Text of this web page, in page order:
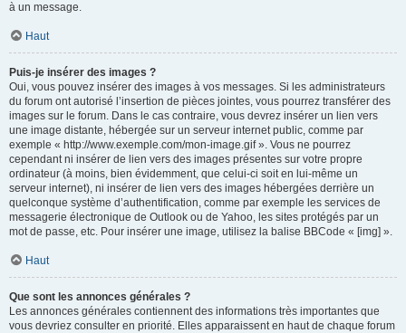
à un message.
Haut
Puis-je insérer des images ?
Oui, vous pouvez insérer des images à vos messages. Si les administrateurs
du forum ont autorisé l’insertion de pièces jointes, vous pourrez transférer des
images sur le forum. Dans le cas contraire, vous devrez insérer un lien vers
une image distante, hébergée sur un serveur internet public, comme par
exemple « http://www.exemple.com/mon-image.gif ». Vous ne pourrez
cependant ni insérer de lien vers des images présentes sur votre propre
ordinateur (à moins, bien évidemment, que celui-ci soit en lui-même un
serveur internet), ni insérer de lien vers des images hébergées derrière un
quelconque système d’authentification, comme par exemple les services de
messagerie électronique de Outlook ou de Yahoo, les sites protégés par un
mot de passe, etc. Pour insérer une image, utilisez la balise BBCode « [img] ».
Haut
Que sont les annonces générales ?
Les annonces générales contiennent des informations très importantes que
vous devriez consulter en priorité. Elles apparaissent en haut de chaque forum